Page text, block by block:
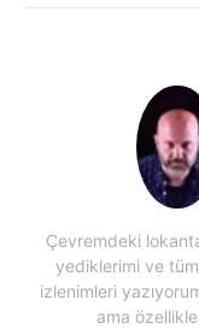
Çevremdeki
yediklerimi ve
izlenimleri
ama